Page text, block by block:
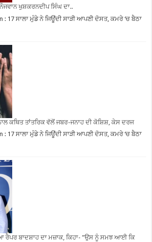
ਖੁਸ਼ਕਰਨਦੀਪ ਸਿੰਘ ਦਾ..
: 17 ਸਾਲਾ ਮੁੰਡੇ ਨੇ ਜਿਊਂਦੀ ਸਾੜੀ ਆਪਣੀ ਦੋਸਤ, ਕਮਰੇ ‘ਚ ਬੈਠਾ
ਕਥਿਤ ਤਾਂਤਰਿਕ ਵੱਲੋਂ ਜਬਰ-ਜਨਾਹ ਦੀ ਕੋਸ਼ਿਸ਼, ਕੇਸ ਦਰਜ
: 17 ਸਾਲਾ ਮੁੰਡੇ ਨੇ ਜਿਊਂਦੀ ਸਾੜੀ ਆਪਣੀ ਦੋਸਤ, ਕਮਰੇ ‘ਚ ਬੈਠਾ
ਰੈਪਰ ਬਾਦਸ਼ਾਹ ਦਾ ਮਜ਼ਾਕ, ਕਿਹਾ- ”ਉਸ ਨੂੰ ਸਮਝ ਆਈ ਕਿ